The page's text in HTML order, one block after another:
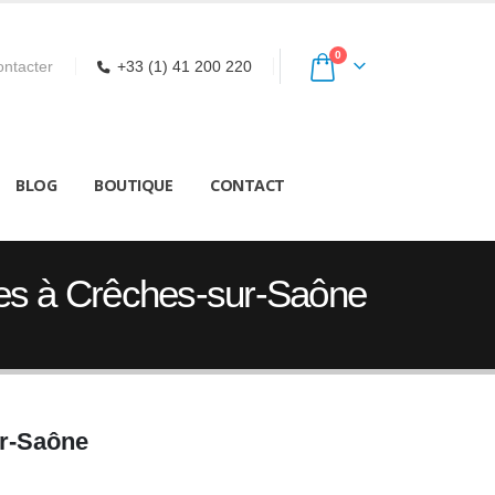
+33 (1) 41 200 220
0
BLOG BOUTIQUE CONTACT
à Crêches-sur-Saône
Saône